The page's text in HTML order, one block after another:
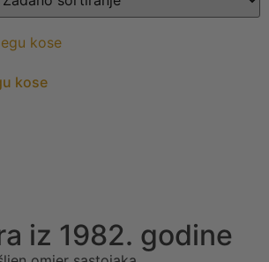
kose
iz 1982. godine